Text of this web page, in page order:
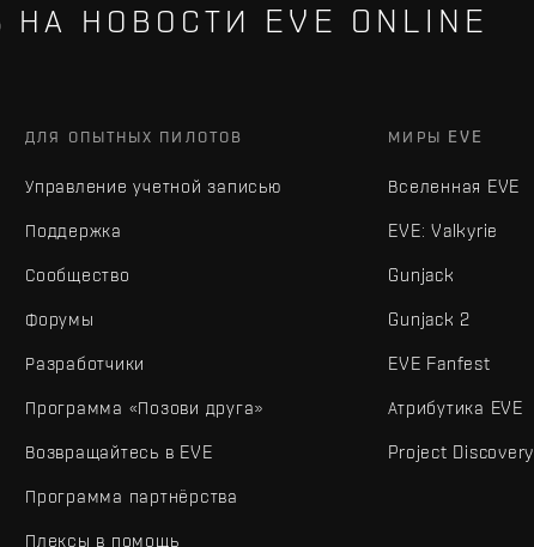
НОВОСТИ EVE ONLINE
ДЛЯ ОПЫТНЫХ ПИЛОТОВ
Управление учетной записью
Поддержка
Сообщество
Форумы
Разработчики
Программа «Позови друга»
Возвращайтесь в EVE
Программа партнёрства
Плексы в помощь
МИРЫ EVE
Вселенная EVE
EVE: Valkyrie
Gunjack
Gunjack 2
EVE Fanfest
Атрибутика EVE
Project Discovery